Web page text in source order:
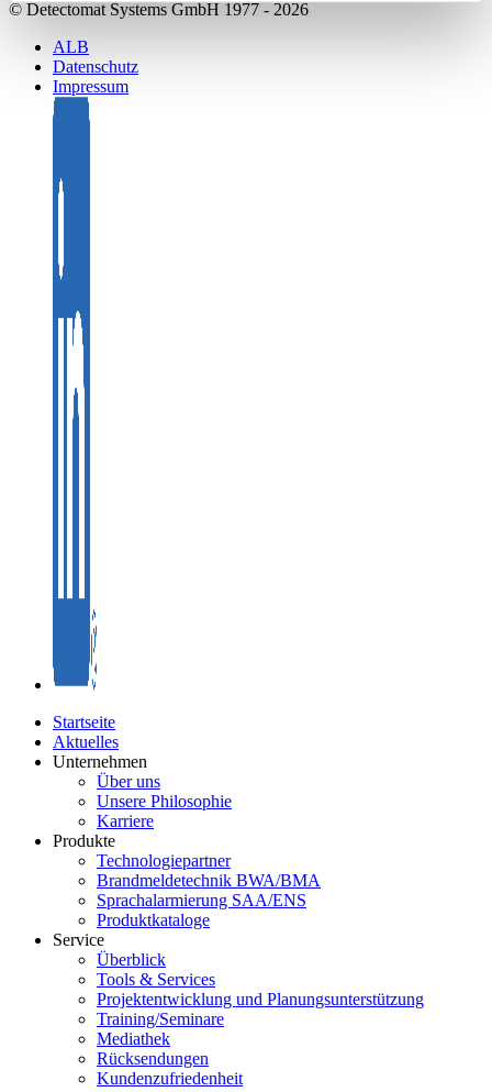
© Detectomat Systems GmbH 1977 - 2026
ALB
Datenschutz
Impressum
Startseite
Aktuelles
Unternehmen
Über uns
Unsere Philosophie
Karriere
Produkte
Technologiepartner
Brandmeldetechnik BWA/BMA
Sprachalarmierung SAA/ENS
Produktkataloge
Service
Überblick
Tools & Services
Projektentwicklung und Planungsunterstützung
Training/Seminare
Mediathek
Rücksendungen
Kundenzufriedenheit